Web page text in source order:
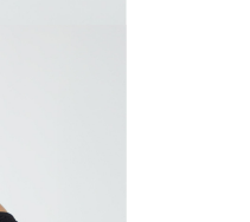
de